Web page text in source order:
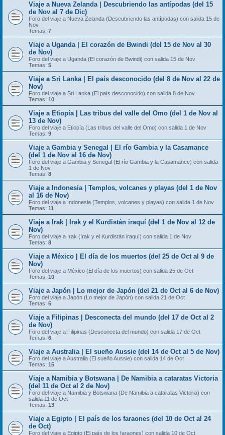
Viaje a Nueva Zelanda | Descubriendo las antípodas (del 15
de Nov al 7 de Dic)
Foro del viaje a Nueva Zelanda (Descubriendo las antípodas) con salida 15 de
Nov
Temas: 7
Viaje a Uganda | El corazón de Bwindi (del 15 de Nov al 30
de Nov)
Foro del viaje a Uganda (El corazón de Bwindi) con salida 15 de Nov
Temas: 5
Viaje a Sri Lanka | El país desconocido (del 8 de Nov al 22 de
Nov)
Foro del viaje a Sri Lanka (El país desconocido) con salida 8 de Nov
Temas: 10
Viaje a Etiopía | Las tribus del valle del Omo (del 1 de Nov al
13 de Nov)
Foro del viaje a Etiopía (Las tribus del valle del Omo) con salida 1 de Nov
Temas: 9
Viaje a Gambia y Senegal | El río Gambia y la Casamance
(del 1 de Nov al 16 de Nov)
Foro del viaje a Gambia y Senegal (El río Gambia y la Casamance) con salida
1 de Nov
Temas: 8
Viaje a Indonesia | Templos, volcanes y playas (del 1 de Nov
al 16 de Nov)
Foro del viaje a Indonesia (Templos, volcanes y playas) con salida 1 de Nov
Temas: 11
Viaje a Irak | Irak y el Kurdistán iraquí (del 1 de Nov al 12 de
Nov)
Foro del viaje a Irak (Irak y el Kurdistán iraquí) con salida 1 de Nov
Temas: 8
Viaje a México | El día de los muertos (del 25 de Oct al 9 de
Nov)
Foro del viaje a México (El día de los muertos) con salida 25 de Oct
Temas: 10
Viaje a Japón | Lo mejor de Japón (del 21 de Oct al 6 de Nov)
Foro del viaje a Japón (Lo mejor de Japón) con salida 21 de Oct
Temas: 5
Viaje a Filipinas | Desconecta del mundo (del 17 de Oct al 2
de Nov)
Foro del viaje a Filipinas (Desconecta del mundo) con salida 17 de Oct
Temas: 6
Viaje a Australia | El sueño Aussie (del 14 de Oct al 5 de Nov)
Foro del viaje a Australia (El sueño Aussie) con salida 14 de Oct
Temas: 15
Viaje a Namibia y Botswana | De Namibia a cataratas Victoria
(del 11 de Oct al 2 de Nov)
Foro del viaje a Namibia y Botswana (De Namibia a cataratas Victoria) con
salida 11 de Oct
Temas: 13
Viaje a Egipto | El país de los faraones (del 10 de Oct al 24
de Oct)
Foro del viaje a Egipto (El país de los faraones) con salida 10 de Oct